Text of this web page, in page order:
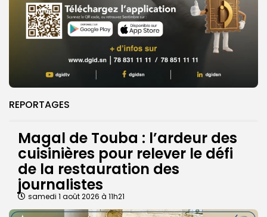
REPORTAGES
Magal de Touba : l’ardeur des
cuisinières pour relever le défi
de la restauration des
journalistes
samedi 1 août 2026 à 11h21